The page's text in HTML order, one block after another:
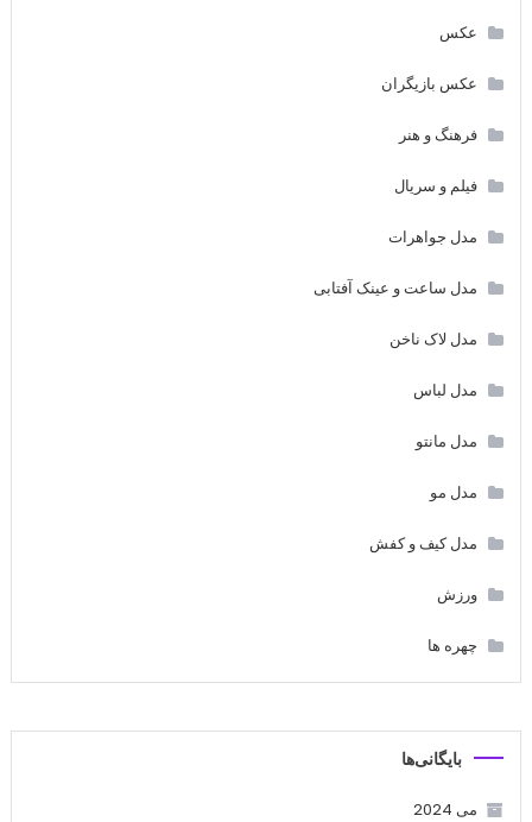
عکس
عکس بازیگران
فرهنگ و هنر
فیلم و سریال
مدل جواهرات
مدل ساعت و عینک آفتابی
مدل لاک ناخن
مدل لباس
مدل مانتو
مدل مو
مدل کیف و کفش
ورزش
چهره ها
بایگانی‌ها
می 2024